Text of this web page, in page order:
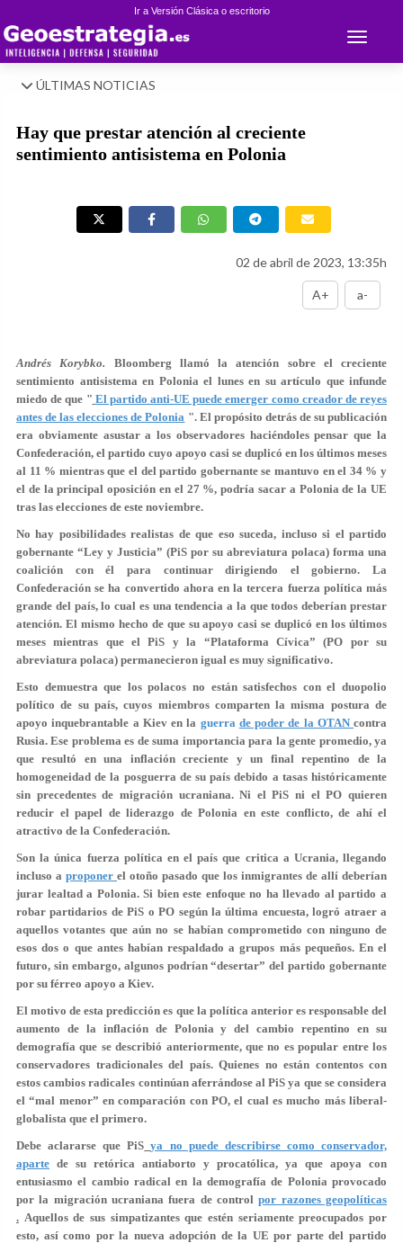
Ir a Versión Clásica o escritorio
Toggle
ÚLTIMAS NOTICIAS
Hay que prestar atención al creciente
sentimiento antisistema en Polonia
02 de abril de 2023, 13:35h
A+ a-
Andrés Korybko. Bloomberg llamó la atención sobre el creciente
sentimiento antisistema en Polonia el lunes en su artículo que infunde
miedo de que " El partido anti-UE puede emerger como creador de reyes
antes de las elecciones de Polonia ". El propósito detrás de su publicación
era obviamente asustar a los observadores haciéndoles pensar que la
Confederación, el partido cuyo apoyo casi se duplicó en los últimos meses
al 11 % mientras que el del partido gobernante se mantuvo en el 34 % y
el de la principal oposición en el 27 %, podría sacar a Polonia de la UE
tras las elecciones de este noviembre.
No hay posibilidades realistas de que eso suceda, incluso si el partido
gobernante “Ley y Justicia” (PiS por su abreviatura polaca) forma una
coalición con él para continuar dirigiendo el gobierno. La
Confederación se ha convertido ahora en la tercera fuerza política más
grande del país, lo cual es una tendencia a la que todos deberían prestar
atención. El mismo hecho de que su apoyo casi se duplicó en los últimos
meses mientras que el PiS y la “Plataforma Cívica” (PO por su
abreviatura polaca) permanecieron igual es muy significativo.
Esto demuestra que los polacos no están satisfechos con el duopolio
político de su país, cuyos miembros comparten la misma postura de
apoyo inquebrantable a Kiev en la guerra de poder de la OTAN contra
Rusia. Ese problema es de suma importancia para la gente promedio, ya
que resultó en una inflación creciente y un final repentino de la
homogeneidad de la posguerra de su país debido a tasas históricamente
sin precedentes de migración ucraniana. Ni el PiS ni el PO quieren
reducir el papel de liderazgo de Polonia en este conflicto, de ahí el
atractivo de la Confederación.
Son la única fuerza política en el país que critica a Ucrania, llegando
incluso a proponer el otoño pasado que los inmigrantes de allí deberían
jurar lealtad a Polonia. Si bien este enfoque no ha llevado al partido a
robar partidarios de PiS o PO según la última encuesta, logró atraer a
aquellos votantes que aún no se habían comprometido con ninguno de
esos dos o que antes habían respaldado a grupos más pequeños. En el
futuro, sin embargo, algunos podrían “desertar” del partido gobernante
por su férreo apoyo a Kiev.
El motivo de esta predicción es que la política anterior es responsable del
aumento de la inflación de Polonia y del cambio repentino en su
demografía que se describió anteriormente, que no es popular entre los
conservadores tradicionales del país. Quienes no están contentos con
estos cambios radicales continúan aferrándose al PiS ya que se considera
el “mal menor” en comparación con PO, el cual es mucho más liberal-
globalista que el primero.
Debe aclararse que PiS ya no puede describirse como conservador,
aparte de su retórica antiaborto y procatólica, ya que apoya con
entusiasmo el cambio radical en la demografía de Polonia provocado
por la migración ucraniana fuera de controlpor razones geopolíticas
. Aquellos de sus simpatizantes que estén seriamente preocupados por
esto, así como por la nueva adopción de la UE por parte del partido